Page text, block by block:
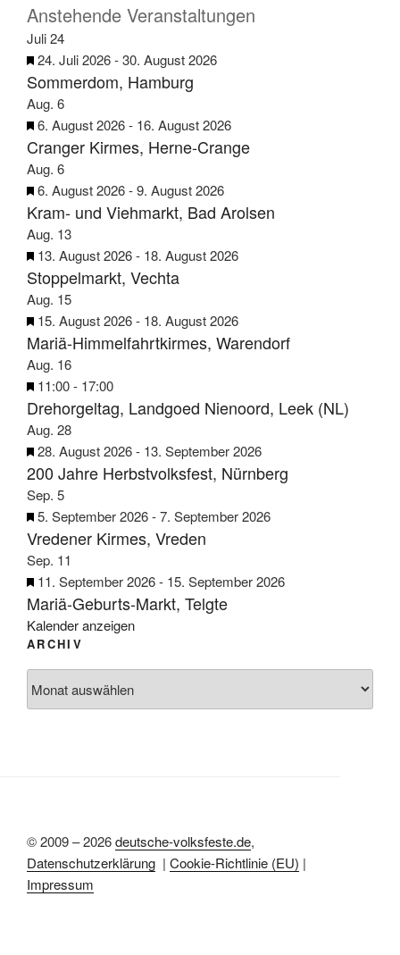
Anstehende Veranstaltungen
Juli24
H
e
r
v
o
r
g
e
h
o
b
e
n
24. Juli 2026-30. August 2026
Sommerdom, Hamburg
Aug. 6
H
e
r
v
o
r
g
e
h
o
b
e
n
6. August 2026- 16. August 2026
Cranger Kirmes, Herne-Crange
Aug. 6
H
e
r
v
o
r
g
e
h
o
b
e
n
6. August 2026-9. August 2026
Kram- und Viehmarkt, Bad Arolsen
Aug. 13
H
e
r
v
o
r
g
e
h
o
b
e
n
13. August 2026- 18. August 2026
Stoppelmarkt, Vechta
Aug. 15
H
e
r
v
o
r
g
e
h
o
b
e
n
15. August 2026- 18. August 2026
Mariä-Himmelfahrtkirmes, Warendorf
Aug. 16
H
e
r
v
o
r
g
e
h
o
b
e
n
11:00- 17:00
Drehorgeltag, Landgoed Nienoord, Leek (NL)
Aug. 28
H
e
r
v
o
r
g
e
h
o
e
n
28. August 2026- 13. September 2026
200 Jahre Herbstvolksfest, Nürnberg
Sep. 5
H
e
r
v
o
r
g
e
h
o
5. September 2026-7. September 2026
Vredener Kirmes, Vreden
Sep. 11
H
e
r
v
o
r
g
n
11. September 2026- 15. September 2026
Mariä-Geburts-Markt, Telgte
Kalender anzeigen
ARCHIV
© 2009 – 2026deutsche-volksfeste.de,
Datenschutzerklärung | Cookie-Richtlinie (EU) |
Impressum